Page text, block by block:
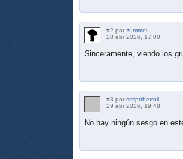
#2 por zummel
28 abr 2026, 17:00
Sinceramente, viendo los
#3 por scriptthetroll
29 abr 2026, 19:48
No hay ningún sesgo en